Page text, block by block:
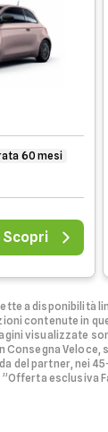
60 mesi
Scopri
a disponibilità
contenute in
visualizzate
Consegna
del partner, nei
”Offerta esclusiva